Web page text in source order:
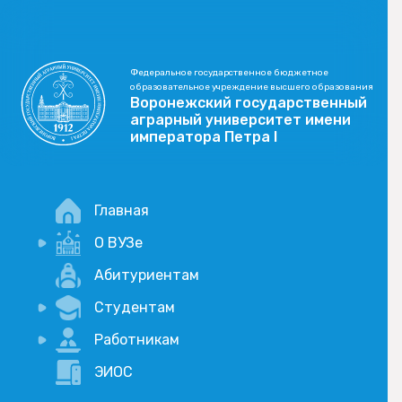
Федеральное государственное бюджетное
образовательное учреждение высшего образования
Воронежский государственный
аграрный университет имени
императора Петра I
Главная
О ВУЗе
Новости
Учебный процесс
Научная деятельность
Абитуриентам
Студентам
Портал дистанционого обучения
Академические отпуска
Работникам
Внимание, опрос!
ЭИОС